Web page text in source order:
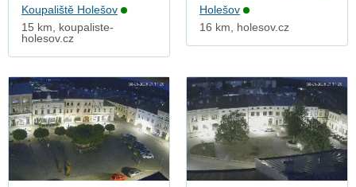
Koupaliště Holešov
15 km, koupaliste-
holesov.cz
Holešov
16 km, holesov.cz